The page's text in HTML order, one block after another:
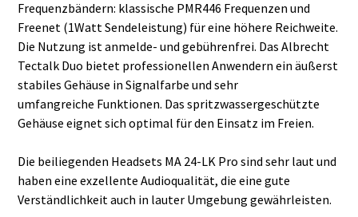
Frequenzbändern: klassische PMR446 Frequenzen und
Freenet (1Watt Sendeleistung) für eine höhere Reichweite.
Die Nutzung ist anmelde- und gebührenfrei. Das Albrecht
Tectalk Duo bietet professionellen Anwendern ein äußerst
stabiles Gehäuse in Signalfarbe und sehr
umfangreiche Funktionen. Das spritzwassergeschützte
Gehäuse eignet sich optimal für den Einsatz im Freien.
Die beiliegenden Headsets MA 24-LK Pro sind sehr laut und
haben eine exzellente Audioqualität, die eine gute
Verständlichkeit auch in lauter Umgebung gewährleisten.